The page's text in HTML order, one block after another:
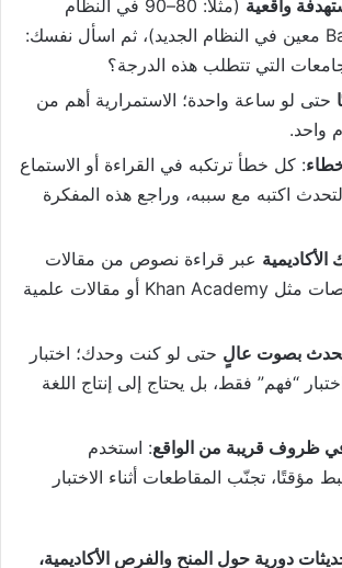
واقعية
(مثلاً: 80–90 في النظام
القديم أو Band معين في النظام الجديد)، ثم اسأل نفسك:
التي تتطلب هذه الدرجة؟
حتى لو ساعة واحدة؛ الاستمرارية أهم من
واحد.
: كل خطأ ترتكبه في القراءة أو الاستماع
التحدث اكتبه مع سببه، وراجع هذه المفكرة
عبر قراءة نصوص من مقالات
جامعية أو منصات مثل Khan Academy أو مقالات علمية
بصوت عالٍ حتى لو كنت وحدك؛ اختبار
“فهم” فقط، بل يحتاج إلى إنتاج اللغة
ظروف قريبة من الواقع: استخدم
مؤقتًا، تجنّب المقاطعات أثناء الاختبار
دورية حول المنح والفرص الأكاديمية،